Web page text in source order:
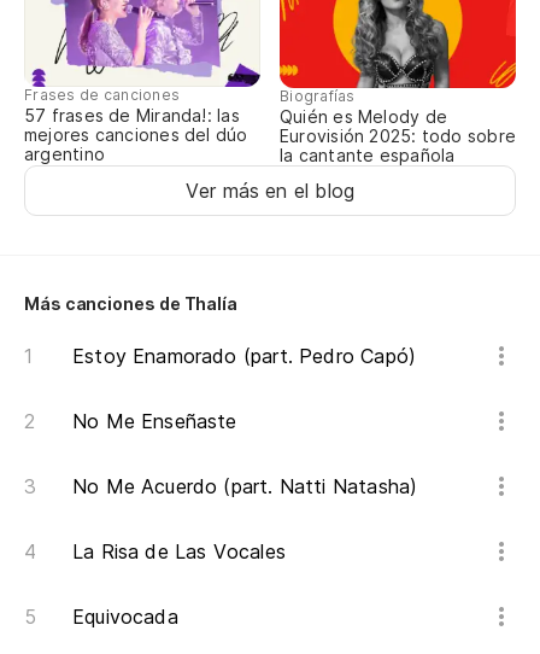
Frases de canciones
57 frases de Miranda!: las
mejores canciones del dúo
argentino
Biografías
Quién es Melody de
Eurovisión 2025: todo sobre
la cantante española
Ver más en el blog
Más canciones de Thalía
Estoy Enamorado (part. Pedro Capó)
No Me Enseñaste
No Me Acuerdo (part. Natti Natasha)
La Risa de Las Vocales
Equivocada